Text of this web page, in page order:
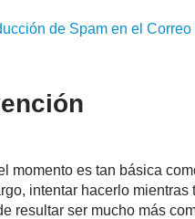
de Spam en el
momento es tan básica
intentar hacerlo
resultar ser mucho más